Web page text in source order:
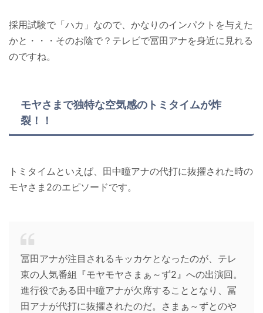
採用試験で「ハカ」なので、かなりのインパクトを与えた
かと・・・そのお陰で？テレビで冨田アナを身近に見れる
のですね。
モヤさまで独特な空気感のトミタイムが炸
裂！！
トミタイムといえば、田中瞳アナの代打に抜擢された時の
モヤさま2のエピソードです。
冨田アナが注目されるキッカケとなったのが、テレ
東の人気番組『モヤモヤさまぁ～ず2』への出演回。
進行役である田中瞳アナが欠席することとなり、冨
田アナが代打に抜擢されたのだ。さまぁ～ずとのや